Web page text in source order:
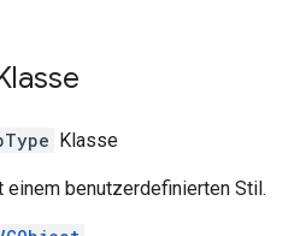
Klasse
einem benutzerdefinierten Stil.